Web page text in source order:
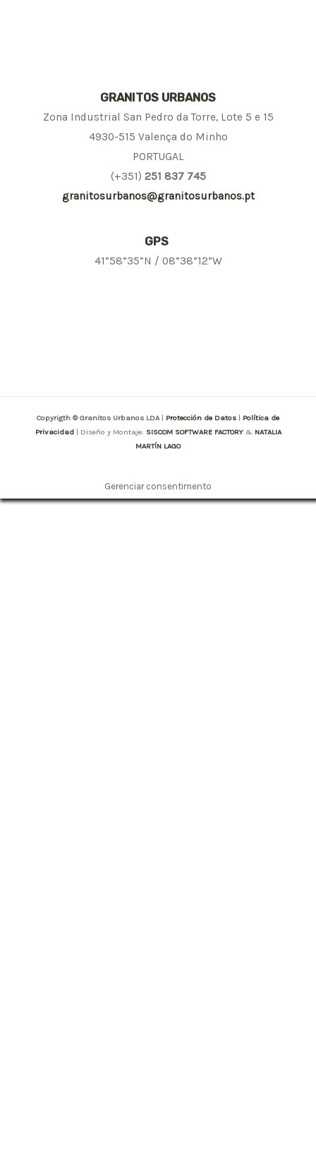
GRANITOS URBANOS
Zona Industrial San Pedro da Torre, Lote 5 e 15
4930-515 Valença do Minho
PORTUGAL
(+351) 251 837 745
granitosurbanos@granitosurbanos.pt
GPS
41”58”35”N / 08”38”12”W
Copyrigth © Granitos Urbanos LDA| Protección de Datos
Política de
Privacidad| Diseño y Montaje: SISCOM SOFTWARE FACTORY& NATALIA
MARTÍN LAGO
Gerenciar consentimento